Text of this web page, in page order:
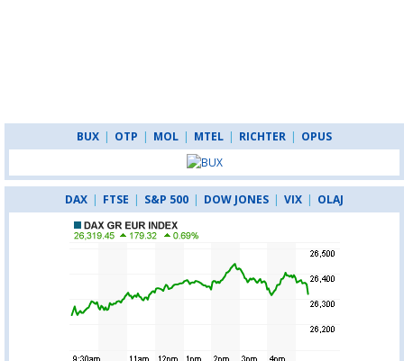
BUX | OTP | MOL | MTEL | RICHTER | OPUS
DAX | FTSE | S&P 500 | DOW JONES | VIX | OLAJ